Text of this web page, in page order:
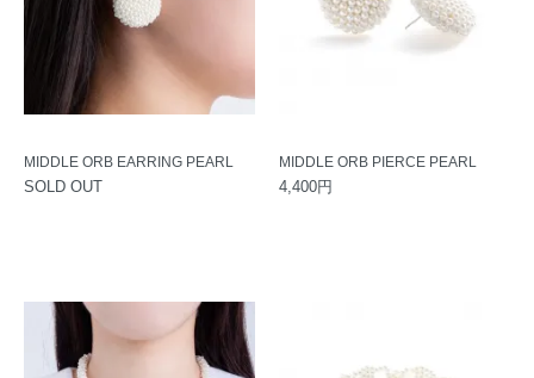
MIDDLE ORB EARRING PEARL
SOLD OUT
MIDDLE ORB PIERCE PEARL
4,400円